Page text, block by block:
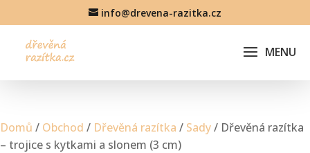
info@drevena-razitka.cz
Domů / Obchod / Dřevěná razítka / Sady/ Dřevěná razítka
– trojice s kytkami a slonem (3 cm)